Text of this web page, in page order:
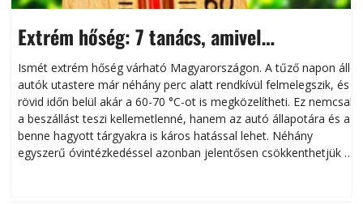
Extrém hőség: 7 tanács, amivel
megóvhatjuk autónkat a nyári károktól
Ismét extrém hőség várható Magyarországon. A tűző napon álló
autók utastere már néhány perc alatt rendkívül felmelegszik, és
rövid időn belül akár a 60-70 °C-ot is megközelítheti. Ez nemcsak
a beszállást teszi kellemetlenné, hanem az autó állapotára és a
benne hagyott tárgyakra is káros hatással lehet. Néhány
egyszerű óvintézkedéssel azonban jelentősen csökkenthetjük a